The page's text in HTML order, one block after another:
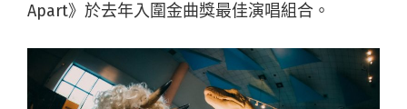
Apart》於去年入圍金曲獎最佳演唱組合。